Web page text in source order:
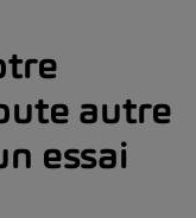
autre
essai